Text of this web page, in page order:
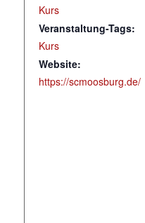
Kurs
Veranstaltung-Tags:
Kurs
Website:
https://scmoosburg.de/